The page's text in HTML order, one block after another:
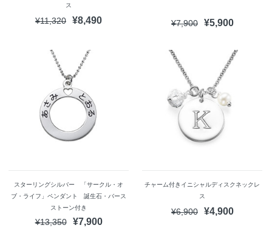
ス
¥11,320 ¥8,490 ¥7,900 ¥5,900
スターリングシルバー 「サークル・オ
ブ・ライフ」ペンダント 誕生石・バース
ストーン付き
¥13,350 ¥7,900
チャーム付きイニシャルディスクネックレ
ス
¥6,900 ¥4,900